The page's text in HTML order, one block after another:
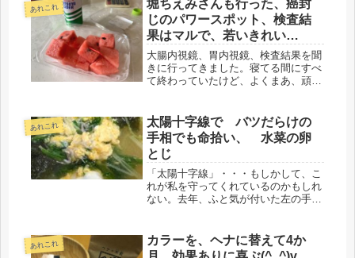
あれこれ
堀ちえみさんも行った、癌封
じのパワースポット、検査結
果はマルで、若いきれい
な・・・
大腸内視鏡、胃内視鏡、検査結果を聞
きに行ってきました。寝てる間にすべ
て終わっていたけど、よくまあ、頑張
た。いやいや、命の方が大事なんだか
ら、仕方ない。スイカ食べて、気合い
入...
あれこれ
太陽十字線で バツだらけの
手相でも命拾い、 水菜の卵
とじ
「太陽十字線」・・・もしかして、こ
れが私を守ってくれているのかもしれ
ない。去年、ふと気が付いた左の手の
べたら、左の掌の手相。ぷらっと沖縄
様からお借りしました手相とかスピリ
あれこれ
カラーを、ヘナに替えて4か